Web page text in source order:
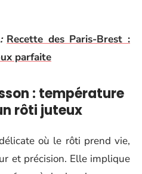
Recette des Paris-Brest :
parfaite
: température
rôti juteux
où le rôti prend vie,
et précision. Elle implique